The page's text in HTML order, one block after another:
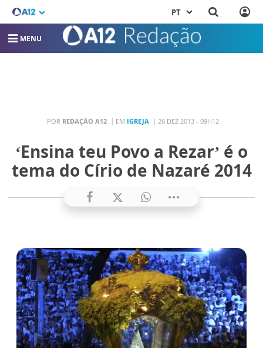
PT
MENU
POR REDAÇÃO A12 EM IGREJA 26 DEZ 2013 - 09H12
‘Ensina teu Povo a Rezar’ é o
tema do Círio de Nazaré 2014